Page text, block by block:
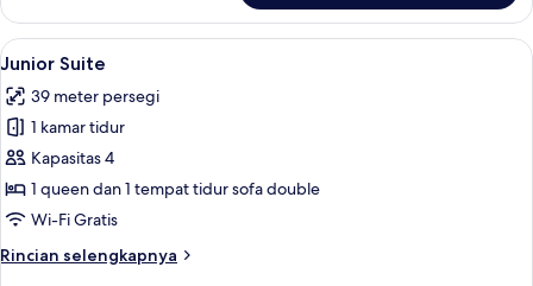
Kamar
Keluarga
Lihat
semua
foto
untuk
Junior
Suite
Seprai premium, brankas, meja kerja,
8
Junior Suite
39 meter persegi
1 kamar tidur
Kapasitas 4
1 queen dan 1 tempat tidur sofa double
Wi-Fi Gratis
Rincian selengkapnya
Rincian